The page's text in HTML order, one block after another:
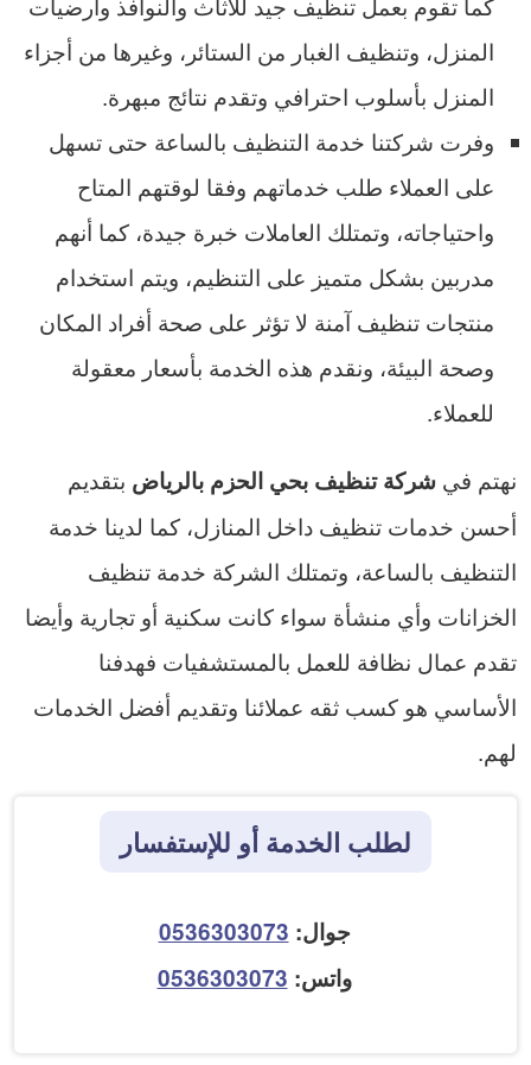
المنزل، وتنظيف الغبار من الستائر، وغيرها من أجزاء
المنزل بأسلوب احترافي وتقدم نتائج مبهرة.
وفرت شركتنا خدمة التنظيف بالساعة حتى تسهل
على العملاء طلب خدماتهم وفقا لوقتهم المتاح
واحتياجاته، وتمتلك العاملات خبرة جيدة، كما أنهم
مدربين بشكل متميز على التنظيم، ويتم استخدام
منتجات تنظيف آمنة لا تؤثر على صحة أفراد المكان
وصحة البيئة، ونقدم هذه الخدمة بأسعار معقولة
للعملاء.
نهتم في شركة تنظيف بحي الحزم بالرياض بتقديم
أحسن خدمات تنظيف داخل المنازل، كما لدينا خدمة
التنظيف بالساعة، وتمتلك الشركة خدمة تنظيف
الخزانات وأي منشأة سواء كانت سكنية أو تجارية وأيضا
تقدم عمال نظافة للعمل بالمستشفيات فهدفنا
الأساسي هو كسب ثقه عملائنا وتقديم أفضل الخدمات
لهم.
لطلب الخدمة أو للإستفسار
جوال: 0536303073
واتس: 0536303073